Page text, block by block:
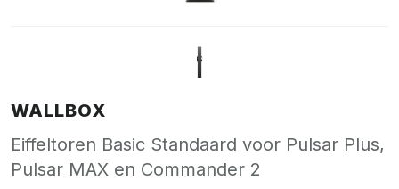
WALLBOX
Eiffeltoren Basic Standaard voor Pulsar Plus,
Pulsar MAX en Commander 2